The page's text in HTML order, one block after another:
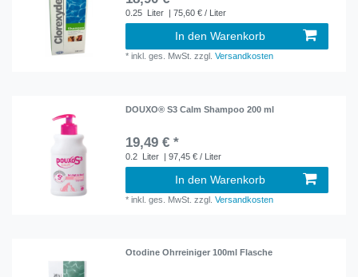
0.25 Liter | 75,60 € / Liter
In den Warenkorb
*inkl. ges. MwSt. zzgl.Versandkosten
DOUXO® S3 Calm Shampoo 200 ml
19,49 € *
0.2 Liter | 97,45 € / Liter
In den Warenkorb
*inkl. ges. MwSt. zzgl.Versandkosten
Otodine Ohrreiniger 100ml Flasche